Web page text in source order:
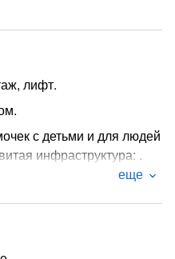
лифт.
с детьми и для людей
инфраструктура: .
салон красоты, овощи и
с круассанами
авт. 30 рядом с
еще